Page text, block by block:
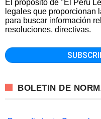
El propósito de "El Peru
legales que proporcionan
para buscar información
resoluciones, directivas.
BOLETIN DE